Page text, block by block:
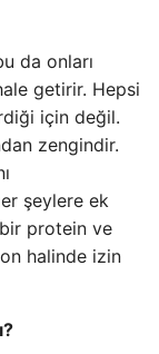
da onları
getirir. Hepsi
için değil.
zengindir.
şeylere ek
protein ve
halinde izin